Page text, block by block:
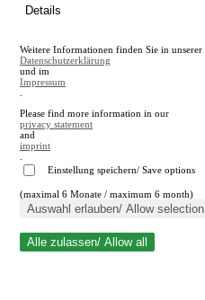
en
A
A
Suche schließen
Details
Weitere Informationen finden Sie in unserer
Datenschutzerklärung
und im
Impressum
Please find more information in our
privacy statement
and
imprint
Einstellung speichern/ Save options
(maximal 6 Monate / maximum 6 month)
Auswahl erlauben/ Allow selection
Alle zulassen/ Allow all